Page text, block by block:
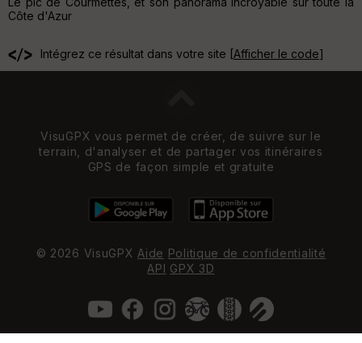
Côte d'Azur
Intégrez ce résultat dans votre site [Afficher le code]
VisuGPX vous permet de créer, de suivre sur le
terrain, d'analyser et de partager vos itinéraires
GPS de façon simple et gratuite
© 2026 VisuGPX Aide Politique de confidentialité
API GPX 3D